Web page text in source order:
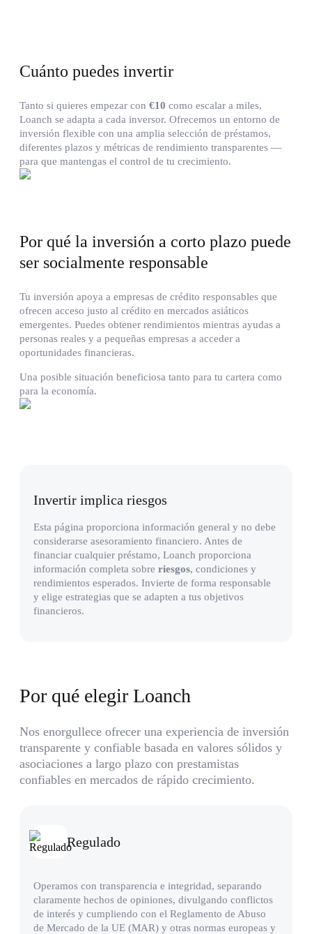
Cuánto puedes invertir
Tanto si quieres empezar con €10 como escalar a miles,
Loanch se adapta a cada inversor. Ofrecemos un entorno de
inversión flexible con una amplia selección de préstamos,
diferentes plazos y métricas de rendimiento transparentes —
para que mantengas el control de tu crecimiento.
Por qué la inversión a corto plazo puede
ser socialmente responsable
Tu inversión apoya a empresas de crédito responsables que
ofrecen acceso justo al crédito en mercados asiáticos
emergentes. Puedes obtener rendimientos mientras ayudas a
personas reales y a pequeñas empresas a acceder a
oportunidades financieras.
Una posible situación beneficiosa tanto para tu cartera como
para la economía.
Invertir implica riesgos
Esta página proporciona información general y no debe
considerarse asesoramiento financiero. Antes de
financiar cualquier préstamo, Loanch proporciona
información completa sobre riesgos, condiciones y
rendimientos esperados. Invierte de forma responsable
y elige estrategias que se adapten a tus objetivos
financieros.
Por qué elegir Loanch
Nos enorgullece ofrecer una experiencia de inversión
transparente y confiable basada en valores sólidos y
asociaciones a largo plazo con prestamistas
confiables en mercados de rápido crecimiento.
Regulado
Operamos con transparencia e integridad, separando
claramente hechos de opiniones, divulgando conflictos
de interés y cumpliendo con el Reglamento de Abuso
de Mercado de la UE (MAR) y otras normas europeas y